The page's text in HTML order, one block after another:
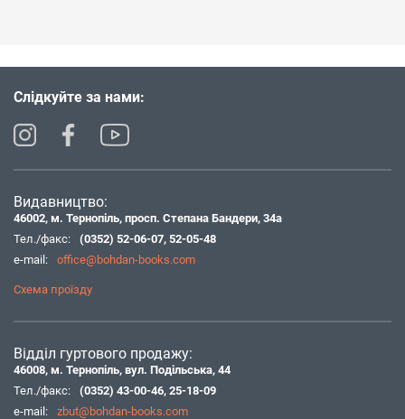
Слідкуйте за нами:
Видавництво:
46002, м. Тернопіль, просп. Степана Бандери, 34а
Тел./факс:
(0352) 52-06-07, 52-05-48
e-mail:
office@bohdan-books.com
Схема проїзду
Відділ гуртового продажу:
46008, м. Тернопіль, вул. Подільська, 44
Тел./факс:
(0352) 43-00-46, 25-18-09
e-mail:
zbut@bohdan-books.com